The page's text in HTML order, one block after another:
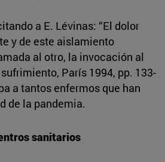
a E. Lévinas: “El dolor
y de este aislamiento
al otro, la invocación al
París 1994, pp. 133-
a tantos enfermos que han
de la pandemia.
sanitarios